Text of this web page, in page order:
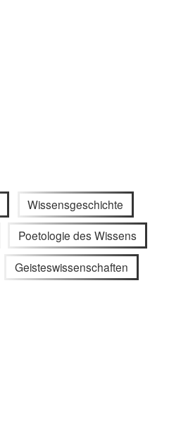
Wissensgeschichte
Poetologie des Wissens
Geisteswissenschaften